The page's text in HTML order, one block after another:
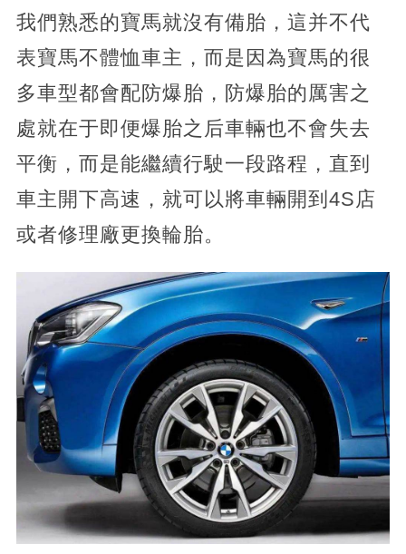
我們熟悉的寶馬就沒有備胎，這并不代
表寶馬不體恤車主，而是因為寶馬的很
多車型都會配防爆胎，防爆胎的厲害之
處就在于即便爆胎之后車輛也不會失去
平衡，而是能繼續行駛一段路程，直到
車主開下高速，就可以將車輛開到4S店
或者修理廠更換輪胎。